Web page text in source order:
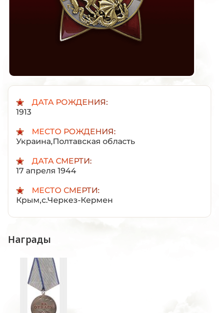
ДАТА РОЖДЕНИЯ:
1913
МЕСТО РОЖДЕНИЯ:
Украина,Полтавская область
ДАТА СМЕРТИ:
17 апреля 1944
МЕСТО СМЕРТИ:
Крым,с.Черкез-Кермен
Награды